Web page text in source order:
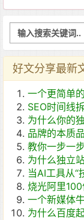
好文分享最新
一个更简单
SEO时间线
为什么你的
品牌的本质
教你一步一
为什么独立
当AI工具从“
烧光阿里
一个新媒体
为什么百度